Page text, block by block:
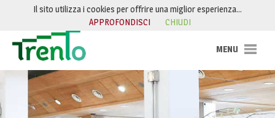
Salta al contenuto
Il sito utilizza i cookies per offrire una miglior esperienza…
APPROFONDISCI
CHIUDI